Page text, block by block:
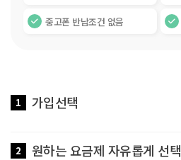
중고폰 반납조건 없음
1 가입선택
2 원하는 요금제 자유롭게 선택